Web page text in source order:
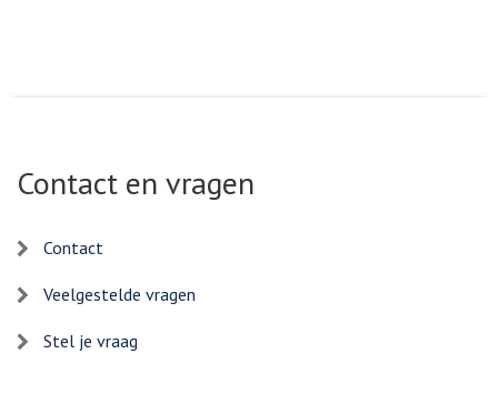
Contact en vragen
Contact
Veelgestelde vragen
Stel je vraag